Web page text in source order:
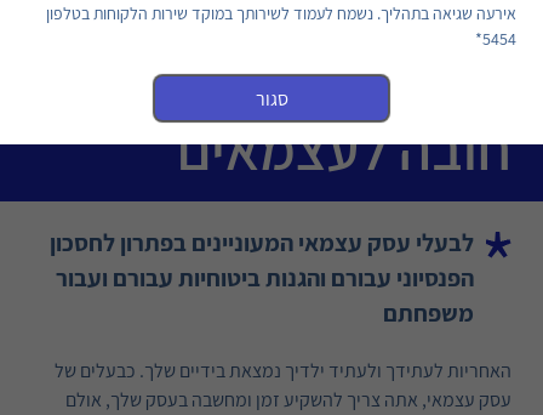
חובה לעצמאים
לבעלי עסק עצמאי המעוניינים בפתרון לחסכון
הפנסיוני עבורם והגנות ביטוחיות עבורם ועבור
משפחתם
האחריות לעתידך ולעתיד ילדיך נמצאת בידיים שלך. כבעלים של
עסק עצמאי, אתה צריך להשקיע זמן ומחשבה בעסק שלך, אולם
אירעה שגיאה בתהליך. נשמח לעמוד לשירותך במוקד שירות הלקוחות בטלפון
5454*
סגור